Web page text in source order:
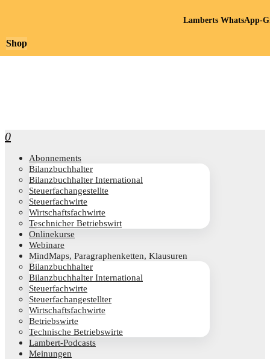
0
Abon­ne­ments
Bilanz­buch­hal­ter
Bilanz­buch­hal­ter International
Steu­er­fach­an­ge­stell­te
Steu­er­fach­wir­te
Wirt­schafts­fach­wir­te
Teschni­cher Betriebswirt
Online­kur­se
Web­i­na­re
Mind­Maps, Para­gra­phen­ket­ten, Klausuren
Bilanz­buch­hal­ter
Bilanz­buch­hal­ter International
Steu­er­fach­wir­te
Steu­er­fach­an­ge­stell­ter
Wirt­schafts­fach­wir­te
Betriebs­wir­te
Tech­ni­sche Betriebswirte
Lam­­bert-Pod­­casts
Mei­nun­gen
Shop
Lamberts WhatsApp-